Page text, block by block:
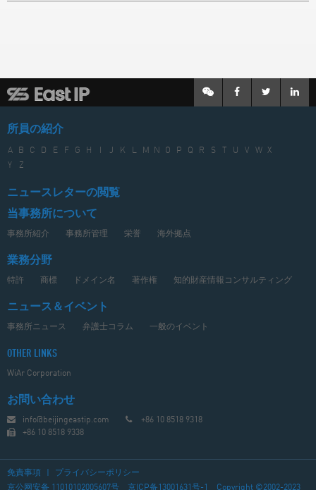
所員の紹介
A B C D E F G H J K L M N O P Q R S U V W
X
Y
Z
ニュースレターの閲覧
当事務所について
事務所紹介 事務所管理 栄誉 海外拠点
業務分野
特許 商標 ドメイン名 著作権 知的財産情報コンサルティング
ニュース＆イベント
事務所ニュース 弁護士コラム 一般のイベント
OTHER LINKS
WiAr Corporation
お問い合わせ
info@beijingeastip.com
+86 10 8518 9318
+86 10 8518 9338
免責事項
プライバシーポリシー
京公网安备 11010102005607号
京ICP备13001631号-1 Copyright ©2002-2023